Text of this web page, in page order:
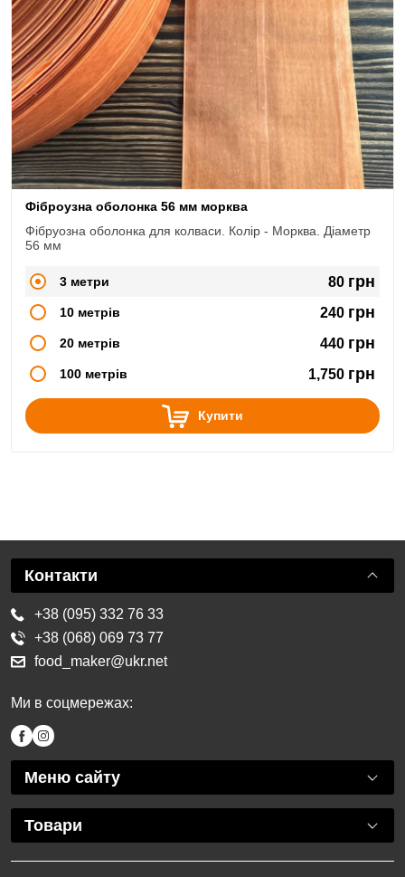
Фіброузна оболонка 56 мм морква
Фібруозна оболонка для колваси. Колір - Морква. Діаметр
56 мм
3 метри 80 грн
10 метрів 240 грн
20 метрів 440 грн
100 метрів 1,750 грн
Купити
Меню сайту
Товари
Контакти
+38 (095) 332 76 33
+38 (068) 069 73 77
food_maker@ukr.net
Ми в соцмережах: